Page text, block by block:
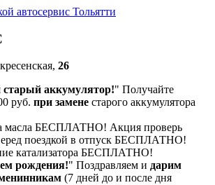
автосервис Тольятти
26
старый аккумулятор!" Получайте
руб. при замене старого аккумулятора
масла БЕСПЛАТНО! Акция проверь
поездкой в отпуск БЕСПЛАТНО!
катализатора БЕСПЛАТНО!
рождения!" Поздравляем и дарим
(7 дней до и после дня